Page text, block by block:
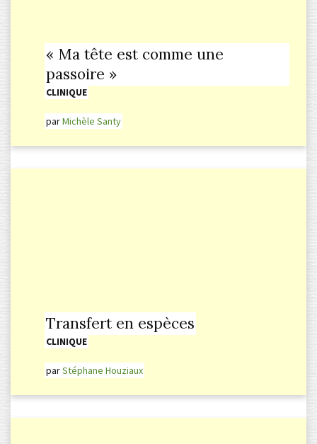
« Ma tête est comme une
passoire »
CLINIQUE
parMichèle Santy
Transfert en espèces
CLINIQUE
parStéphane Houziaux